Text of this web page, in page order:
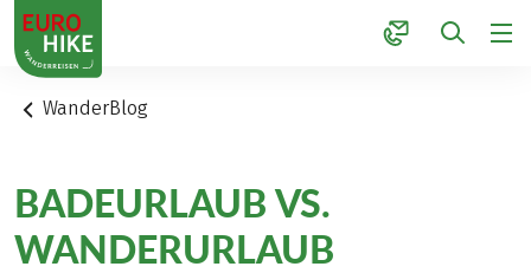
1
WanderBlog
BADEURLAUB VS.
WANDERURLAUB